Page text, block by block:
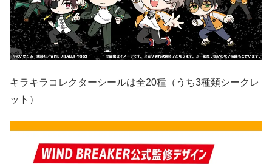
キラキラコレクターシールは全20種（うち3種類シークレ
ット）